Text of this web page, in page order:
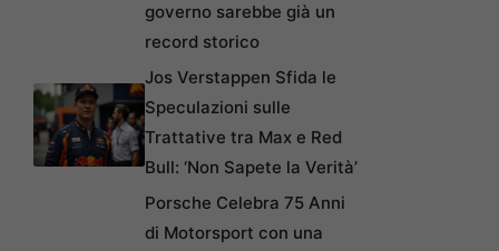
governo sarebbe già un
record storico
Jos Verstappen Sfida le
Speculazioni sulle
Trattative tra Max e Red
Bull: ‘Non Sapete la Verità’
Porsche Celebra 75 Anni
di Motorsport con una